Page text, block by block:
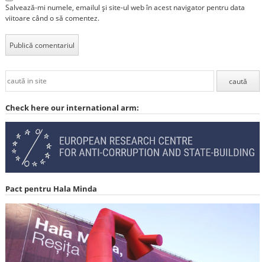
Salvează-mi numele, emailul și site-ul web în acest navigator pentru data
viitoare când o să comentez.
Check here our international arm:
Pact pentru Hala Minda